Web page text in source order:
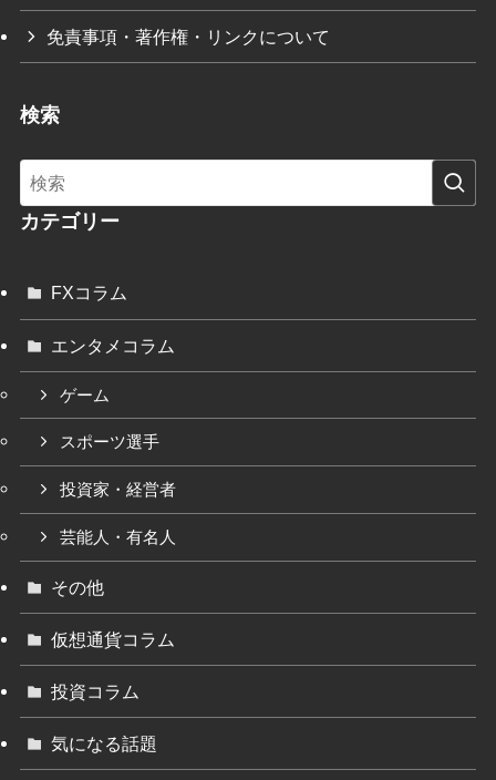
免責事項・著作権・リンクについて
検索
カテゴリー
FXコラム
エンタメコラム
ゲーム
スポーツ選手
投資家・経営者
芸能人・有名人
その他
仮想通貨コラム
投資コラム
気になる話題